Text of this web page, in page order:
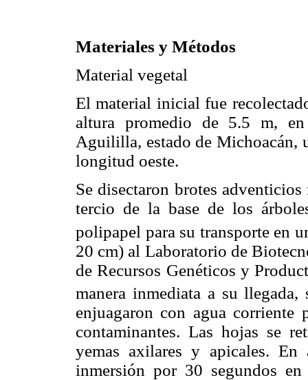
Materiales y Métodos
Material vegetal
El material inicial fue
altura promedio de 5.5 m,
Aguililla, estado de Michoacán,
longitud oeste.
Se disectaron brotes
tercio de la base de los
polipapel para su transporte en
20 cm) al Laboratorio de
de Recursos Genéticos y
manera inmediata a su
enjuagaron con agua
contaminantes. Las hojas se
yemas axilares y apicales.
inmersión por 30 segundos